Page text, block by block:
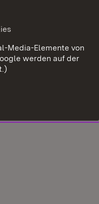
Media-Elemente von
werden auf der